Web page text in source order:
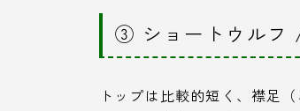
③ ショートウルフ
トップは比較的短く、襟足